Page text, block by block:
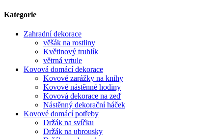
Kategorie
Zahradní dekorace
věšák na rostliny
Květinový truhlík
větrná vrtule
Kovová domácí dekorace
Kovové zarážky na knihy
Kovové nástěnné hodiny
Kovová dekorace na zeď
Nástěnný dekorační háček
Kovové domácí potřeby
Držák na svíčku
Držák na ubrousky